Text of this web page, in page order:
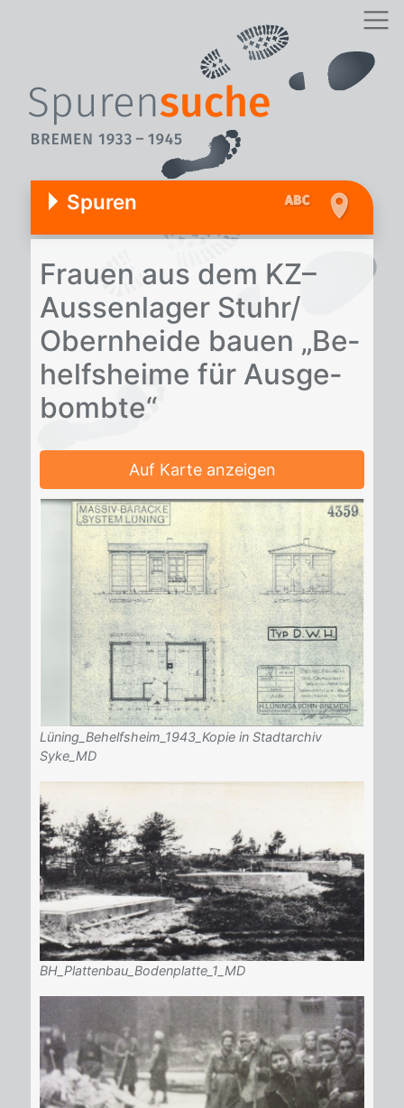
Spuren
Frau­en aus dem KZ–
Aus­sen­la­ger Stuhr/​
Obern­hei­de bau­en „Be­
helfs­hei­me für Aus­ge­
bomb­te“
Auf Karte anzeigen
Lüning_Behelfsheim_1943_Kopie in Stadtarchiv
Syke_MD
BH_Plattenbau_Bodenplatte_1_MD